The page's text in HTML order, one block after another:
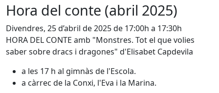
Hora del conte (abril 2025)
Divendres, 25 d’abril de 2025 de 17:00h a 17:30h
HORA DEL CONTE amb "Monstres. Tot el que volies
saber sobre dracs i dragones" d'Elisabet Capdevila
a les 17 h al gimnàs de l'Escola.
a càrrec de la Conxi, l'Eva i la Marina.